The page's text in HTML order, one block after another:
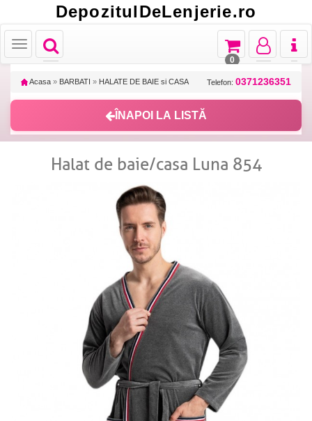
DepozitulDeLenjerie.ro
Toggle
navigation
Toggle
Toggle
navigation
Toggle
navigation
Toggle
navigation
0
Acasa » BARBATI » HALATE DE BAIE si CASA Telefon: 0371236351
ÎNAPOI LA LISTĂ
Halat de baie/casa Luna 854